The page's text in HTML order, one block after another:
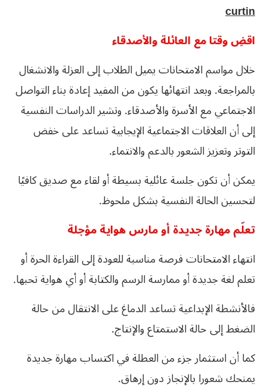
curtin
اقضِ وقتا مع العائلة والأصدقاء
خلال مواسم الامتحانات يميل الطلاب إلى العزلة والانشغال
بالمراجعة. وبعد انتهائها يكون من المفيد إعادة بناء التواصل
الاجتماعي مع الأسرة والأصدقاء. وتشير الدراسات النفسية
إلى أن العلاقات الاجتماعية الإيجابية تساعد على خفض
التوتر وتعزيز الشعور بالدعم والانتماء.
يمكن أن تكون جلسة عائلية بسيطة أو لقاء مع صديق كافيًا
لتحسين الحالة النفسية بشكل ملحوظ.
تعلّم مهارة جديدة أو مارس هواية مؤجلة
انتهاء الامتحانات فرصة مناسبة للعودة إلى القراءة الحرة أو
تعلم لغة جديدة أو ممارسة الرسم والكتابة أو أي هواية تحبها.
فالأنشطة الإبداعية تساعد الدماغ على الانتقال من حالة
الضغط إلى حالة الاستمتاع والإنتاج.
كما أن استثمار جزء من العطلة في اكتساب مهارة جديدة
يمنحك شعورا بالإنجاز دون إرهاق.